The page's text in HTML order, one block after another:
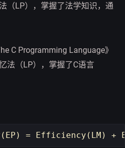
（LP），掌握了法学知识，通
C Programming Language》
法（LP），掌握了C语言
( EP ) = Efficiency ( LM ) +